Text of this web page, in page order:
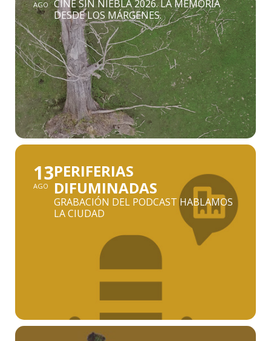
AGO CINE SIN NIEBLA 2026. LA MEMORIA
DESDE LOS MÁRGENES.
13
AGO
PERIFERIAS
DIFUMINADAS
GRABACIÓN DEL PODCAST HABLAMOS
LA CIUDAD